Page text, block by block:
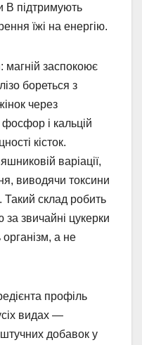
В підтримують
їжі на енергію.
магній заспокоює
бореться з
через
фосфор і кальцій
кісток.
варіації,
виводячи токсини
Такий склад робить
звичайні цукерки
організм, а не
профіль
видах —
штучних добавок у